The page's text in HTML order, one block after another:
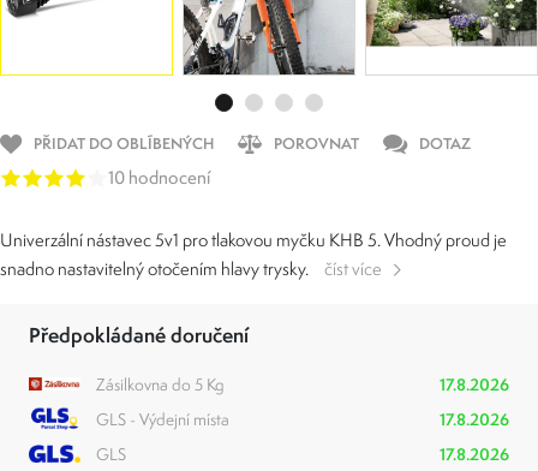
PŘIDAT DO OBLÍBENÝCH POROVNAT DOTAZ
10 hodnocení
Univerzální nástavec 5v1 pro tlakovou myčku KHB 5. Vhodný proud je
snadno nastavitelný otočením hlavy trysky.
číst více
Předpokládané doručení
Zásilkovna do 5 Kg
17.8.2026
GLS - Výdejní místa
17.8.2026
GLS
17.8.2026